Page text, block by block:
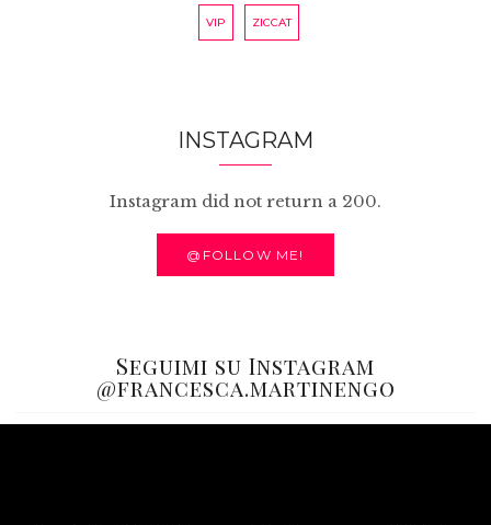
VIP ZICCAT
INSTAGRAM
Instagram did not return a 200.
@FOLLOW ME!
Seguimi su Instagram
@francesca.martinengo